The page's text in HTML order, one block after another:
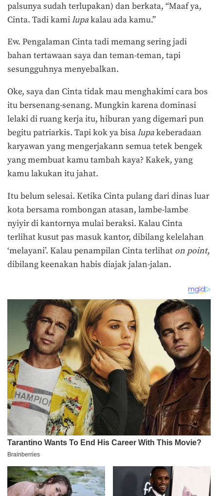
palsunya sudah terlupakan) dan berkata, “Maaf ya,
Cinta. Tadi kamilupakalau ada kamu.”
Ew. Pengalaman Cinta tadi memang sering jadi
bahan tertawaan saya dan teman-teman, tapi
sesungguhnya menyebalkan.
Oke, saya dan Cinta tidak mau menghakimi cara bos
itu bersenang-senang. Mungkin karena dominasi
lelaki di ruang kerja itu, hiburan yang digemari pun
begitu patriarkis. Tapi kok ya bisalupakeberadaan
karyawan yang mengerjakann semua tetek bengek
yang membuat kamu tambah kaya? Kakek, yang
kamu lakukan itu jahat.
Itu belum selesai. Ketika Cinta pulang dari dinas luar
kota bersama rombongan atasan, lambe-lambe
nyiyir di kantornya mulai beraksi. Kalau Cinta
terlihat kusut pas masuk kantor, dibilang kelelahan
‘melayani’. Kalau penampilan Cinta terlihat on point,
dibilang keenakan habis diajak jalan-jalan.